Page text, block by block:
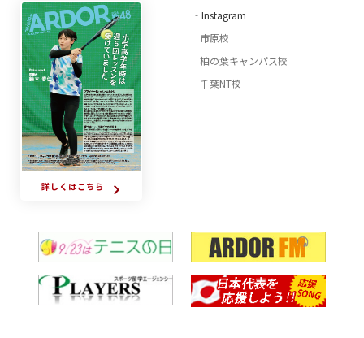
詳しくはこちら
‐Instagram
市原校
柏の葉キャンパス校
千葉NT校